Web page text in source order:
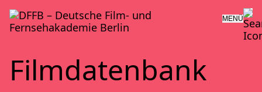
MENÜ
Film­da­ten­bank